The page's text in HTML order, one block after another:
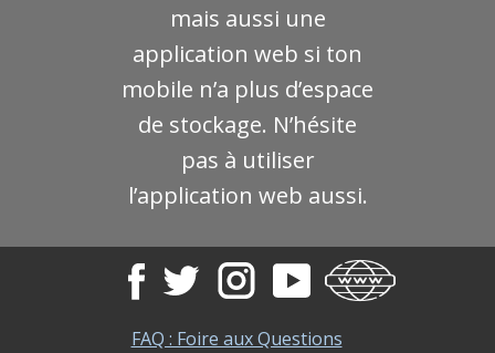
mais aussi une
application web si ton
mobile n’a plus d’espace
de stockage. N’hésite
pas à utiliser
l’application web aussi.
FAQ : Foire aux Questions